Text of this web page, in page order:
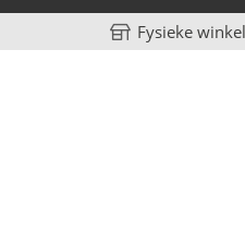
Fysieke